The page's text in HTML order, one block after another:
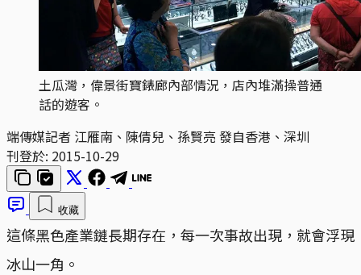
土瓜灣，偉景街寶錶廊內部情況，店內堆滿操普通
話的遊客。
端傳媒記者 江雁南、陳倩兒、孫賢亮 發自香港、深圳
刊登於: 2015-10-29
收藏
這條黑色產業鏈長期存在，每一次事故出現，就會浮現
冰山一角。